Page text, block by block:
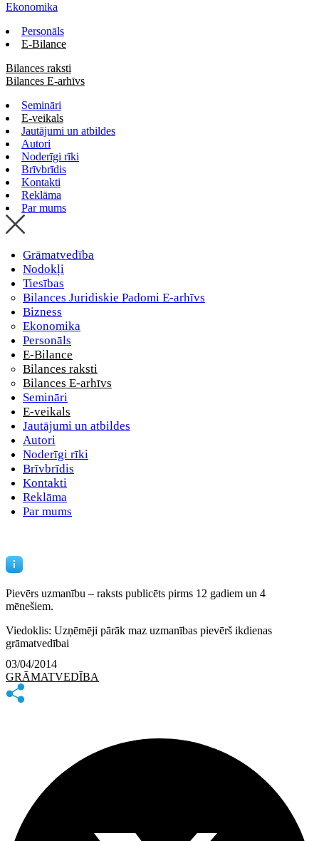
Ekonomika
Personāls
E-Bilance
Bilances raksti
Bilances E-arhīvs
Semināri
E-veikals
Jautājumi un atbildes
Autori
Noderīgi rīki
Brīvbrīdis
Kontakti
Reklāma
Par mums
Grāmatvedība
Nodokļi
Tiesības
Bilances Juridiskie Padomi E-arhīvs
Bizness
Ekonomika
Personāls
E-Bilance
Bilances raksti
Bilances E-arhīvs
Semināri
E-veikals
Jautājumi un atbildes
Autori
Noderīgi rīki
Brīvbrīdis
Kontakti
Reklāma
Par mums
Pievērs uzmanību – raksts publicēts pirms 12 gadiem un 4
mēnešiem.
Viedoklis: Uzņēmēji pārāk maz uzmanības pievērš ikdienas
grāmatvedībai
03/04/2014
GRĀMATVEDĪBA